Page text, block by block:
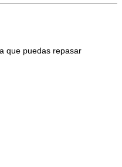
que puedas repasar